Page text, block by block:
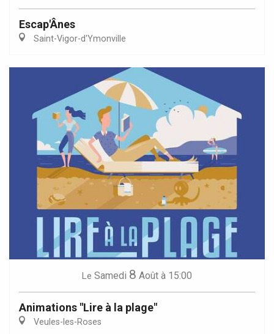
Escap'Ânes
Saint-Vigor-d'Ymonville
Le Samedi 8 Août à 15:00
Animations "Lire à la plage"
Veules-les-Roses